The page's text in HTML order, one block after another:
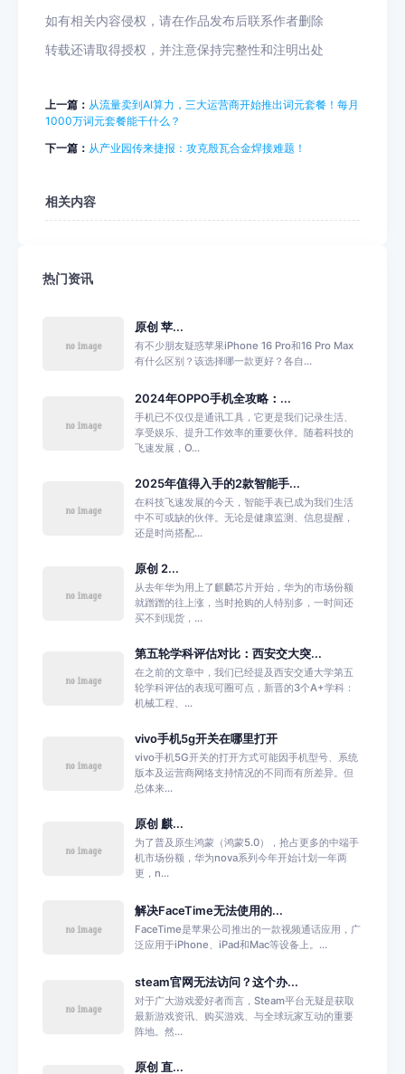
如有相关内容侵权，请在作品发布后联系作者删除
转载还请取得授权，并注意保持完整性和注明出处
上一篇： 从流量卖到AI算力，三大运营商开始推出词元套餐！每月
1000万词元套餐能干什么？
下一篇： 从产业园传来捷报：攻克殷瓦合金焊接难题！
相关内容
热门资讯
原创 苹...
有不少朋友疑惑苹果iPhone 16 Pro和16 Pro Max
有什么区别？该选择哪一款更好？各自...
2024年OPPO手机全攻略：...
手机已不仅仅是通讯工具，它更是我们记录生活、
享受娱乐、提升工作效率的重要伙伴。随着科技的
飞速发展，O...
2025年值得入手的2款智能手...
在科技飞速发展的今天，智能手表已成为我们生活
中不可或缺的伙伴。无论是健康监测、信息提醒，
还是时尚搭配...
原创 2...
从去年华为用上了麒麟芯片开始，华为的市场份额
就蹭蹭的往上涨，当时抢购的人特别多，一时间还
买不到现货，...
第五轮学科评估对比：西安交大突...
在之前的文章中，我们已经提及西安交通大学第五
轮学科评估的表现可圈可点，新晋的3个A+学科：
机械工程、...
vivo手机5g开关在哪里打开
vivo手机5G开关的打开方式可能因手机型号、系统
版本及运营商网络支持情况的不同而有所差异。但
总体来...
原创 麒...
为了普及原生鸿蒙（鸿蒙5.0），抢占更多的中端手
机市场份额，华为nova系列今年开始计划一年两
更，n...
解决FaceTime无法使用的...
FaceTime是苹果公司推出的一款视频通话应用，广
泛应用于iPhone、iPad和Mac等设备上。...
steam官网无法访问？这个办...
对于广大游戏爱好者而言，Steam平台无疑是获取
最新游戏资讯、购买游戏、与全球玩家互动的重要
阵地。然...
原创 直...